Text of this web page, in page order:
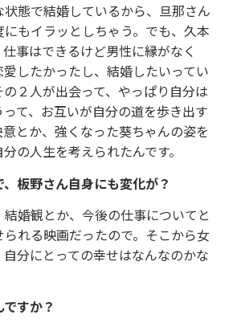
態で結婚しているから、旦那さん
もイラッとしちゃう。でも、久本
事はできるけど男性に縁がなく
したかったし、結婚したいってい
２人が出会って、やっぱり自分は
て、お互いが自分の道を歩き出す
とか、強くなった葵ちゃんの姿を
の人生を考えられたんです。
板野さん自身にも変化が？
婚観とか、今後の仕事についてと
れる映画だったので。そこから女
分にとっての幸せはなんなのかな
すか？